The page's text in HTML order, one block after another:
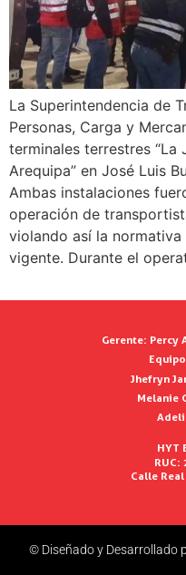
La Superintendencia de
Personas, Carga y
terminales terrestres “La
Arequipa” en José Luis
Ambas instalaciones
operación de
violando así la
vigente. Durante el
Gerente: Percy
Jhefryn
Melanie
HYT
RUC:
Calle
© Diseñado y Desarrollado